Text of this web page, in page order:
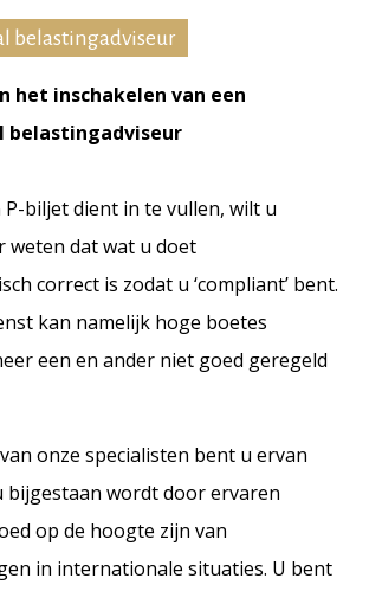
belastingadviseur
het inschakelen van een
P-biljet dient in te vullen, wilt u
weten dat wat u doet
correct is zodat u ‘compliant’ bent.
kan namelijk hoge boetes
een en ander niet goed geregeld
onze specialisten bent u ervan
bijgestaan wordt door ervaren
op de hoogte zijn van
in internationale situaties. U bent